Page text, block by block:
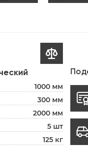

1000 мм
300 мм
2000 мм
5 шт
125 кг